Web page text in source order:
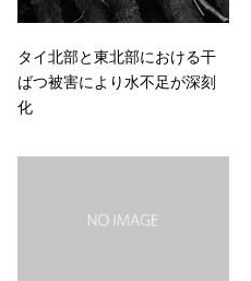
タイ北部と東北部における干
ばつ被害により水不足が深刻
化